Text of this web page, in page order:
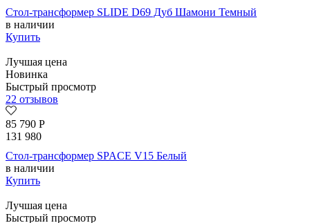
Стол-трансформер SLIDE D69 Дуб Шамони Темный
в наличии
Купить
Лучшая цена
Новинка
Быстрый просмотр
22 отзывов
85 790 Р
131 980
Стол-трансформер SPACE V15 Белый
в наличии
Купить
Лучшая цена
Быстрый просмотр